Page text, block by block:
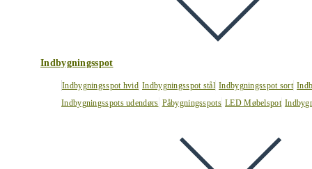
Indbygningsspot
Indbygningsspot hvid Indbygningsspot stål Indbygningsspot sort
Indbygningsspots udendørs Påbygningsspots LED Møbelspot